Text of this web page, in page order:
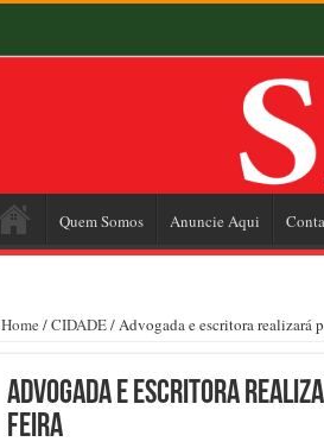
Quem Somos Anuncie Aqui
Home /CIDADE/Advogada e escritora realizará
Advogada e escritora
feira